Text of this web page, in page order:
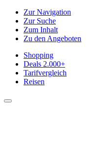
Zur Navigation
Zur Suche
Zum Inhalt
Zu den Angeboten
Shopping
Deals 2.000+
Tarifvergleich
Reisen